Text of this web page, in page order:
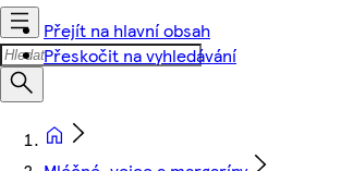
Přejít na hlavní obsah
Přeskočit na vyhledávání